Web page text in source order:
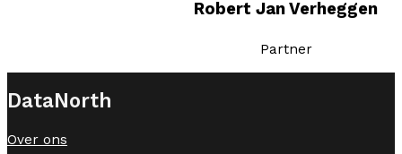
Robert Jan Verheggen
Partner
DataNorth
Over ons